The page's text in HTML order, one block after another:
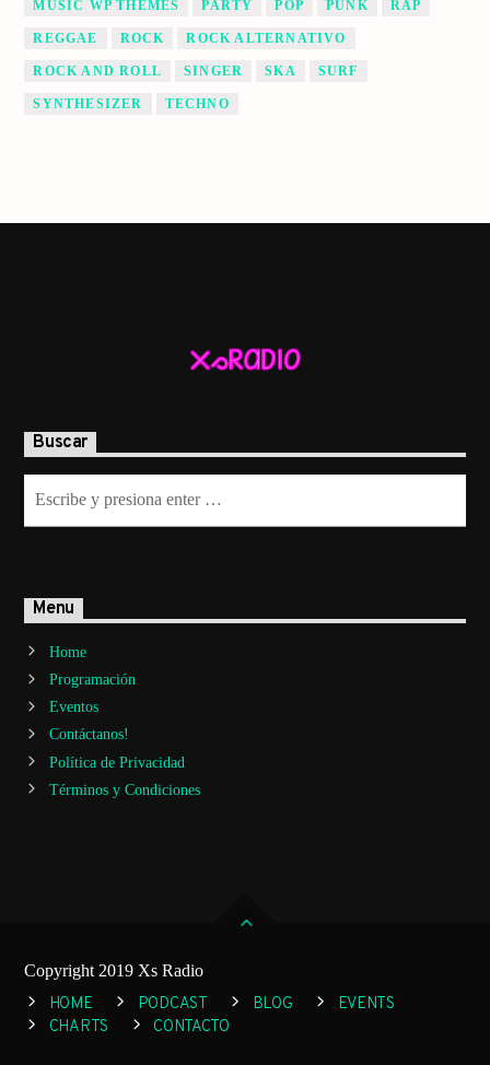
MUSIC WP THEMES PARTY POP PUNK RAP
REGGAE ROCK ROCK ALTERNATIVO
ROCK AND ROLL SINGER SKA SURF
SYNTHESIZER TECHNO
Buscar
Menu
Home
Programación
Eventos
Contáctanos!
Política de Privacidad
Términos y Condiciones
Copyright 2019 Xs Radio
HOME PODCAST BLOG
EVENTS
CHARTS
CONTACTO